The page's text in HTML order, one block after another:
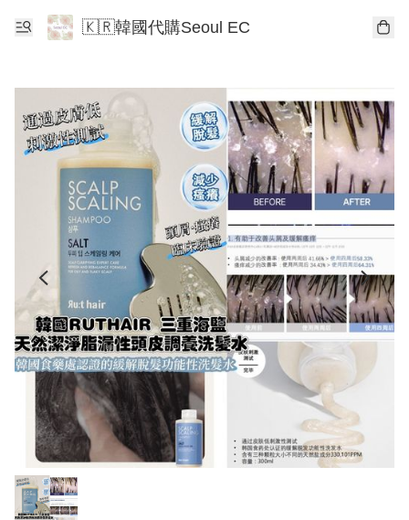
🇰🇷韓國代購Seoul EC